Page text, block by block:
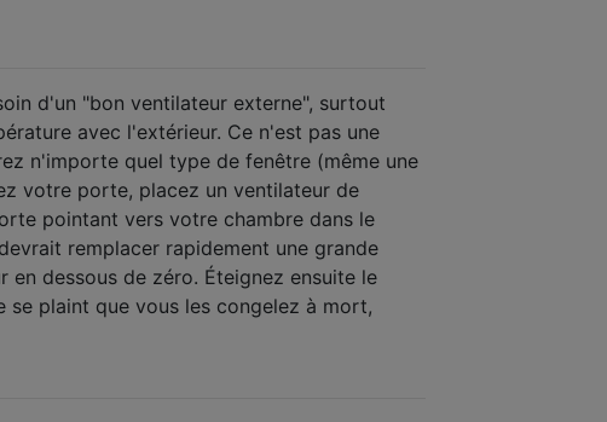
d'un "bon ventilateur externe", surtout
avec l'extérieur. Ce n'est pas une
n'importe quel type de fenêtre (même une
votre porte, placez un ventilateur de
pointant vers votre chambre dans le
remplacer rapidement une grande
dessous de zéro. Éteignez ensuite le
se plaint que vous les congelez à mort,